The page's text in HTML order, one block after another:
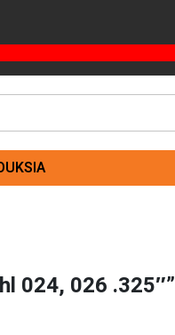
024, 026 .325″”